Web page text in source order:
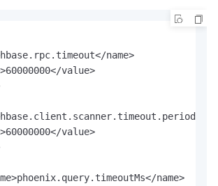
name>
value>
value>
name>